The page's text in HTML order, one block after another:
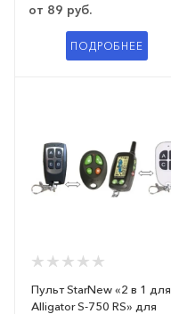
от 89 руб.
ПОДРОБНЕЕ
Пульт StarNew «2 в 1 для
Alligator S-750 RS» для